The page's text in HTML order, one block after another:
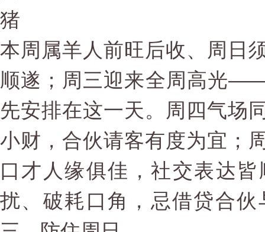
猪
本周属羊人前旺后收、周日
顺遂；周三迎来全周高光
先安排在这一天。周四气场
小财，合伙请客有度为宜；
口才人缘俱佳，社交表达
扰、破耗口角，忌借贷合